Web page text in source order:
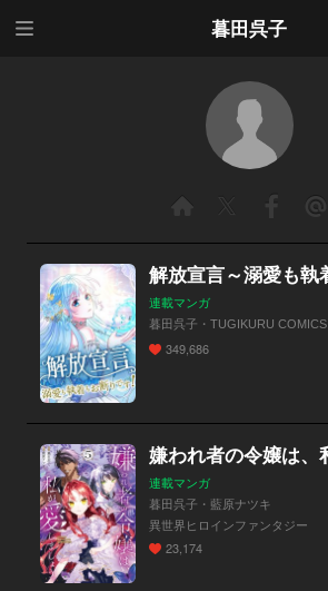
暮田呉子
連載マンガ
暮田呉子・TUGIKURU COMICS
349,686
連載マンガ
暮田呉子・藍原ナツキ
異世界ヒロインファンタジー
23,174